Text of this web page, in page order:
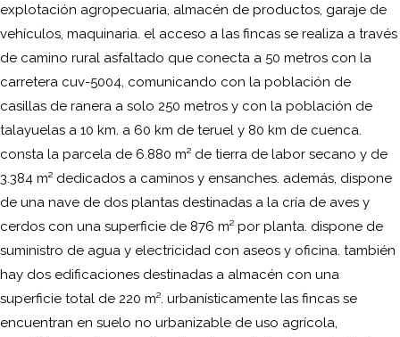
explotación agropecuaria, almacén de productos, garaje de
vehículos, maquinaria. el acceso a las fincas se realiza a través
de camino rural asfaltado que conecta a 50 metros con la
carretera cuv-5004, comunicando con la población de
casillas de ranera a solo 250 metros y con la población de
talayuelas a 10 km. a 60 km de teruel y 80 km de cuenca.
consta la parcela de 6.880 m² de tierra de labor secano y de
3.384 m² dedicados a caminos y ensanches. además, dispone
de una nave de dos plantas destinadas a la cría de aves y
cerdos con una superficie de 876 m² por planta. dispone de
suministro de agua y electricidad con aseos y oficina. también
hay dos edificaciones destinadas a almacén con una
superficie total de 220 m². urbanísticamente las fincas se
encuentran en suelo no urbanizable de uso agrícola,